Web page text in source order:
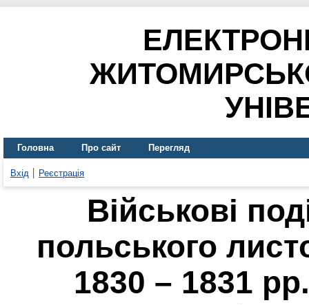
Головна Про сайт Перегляд
Вхід Реєстрація
Військові
польського
1830 – 1831